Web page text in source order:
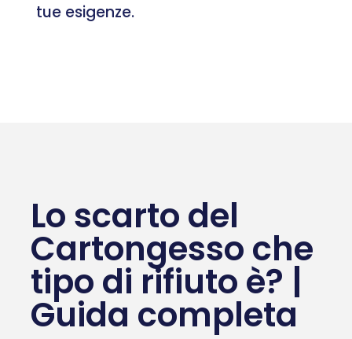
tue esigenze.
Lo scarto del
Cartongesso che
tipo di rifiuto è? |
Guida completa